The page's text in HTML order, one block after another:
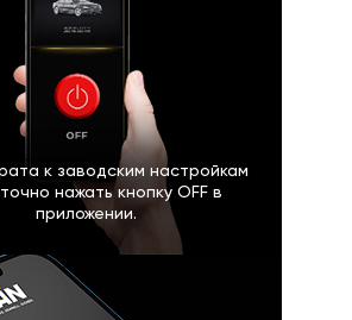
к заводским настройкам
нажать кнопку OFF в
приложении.